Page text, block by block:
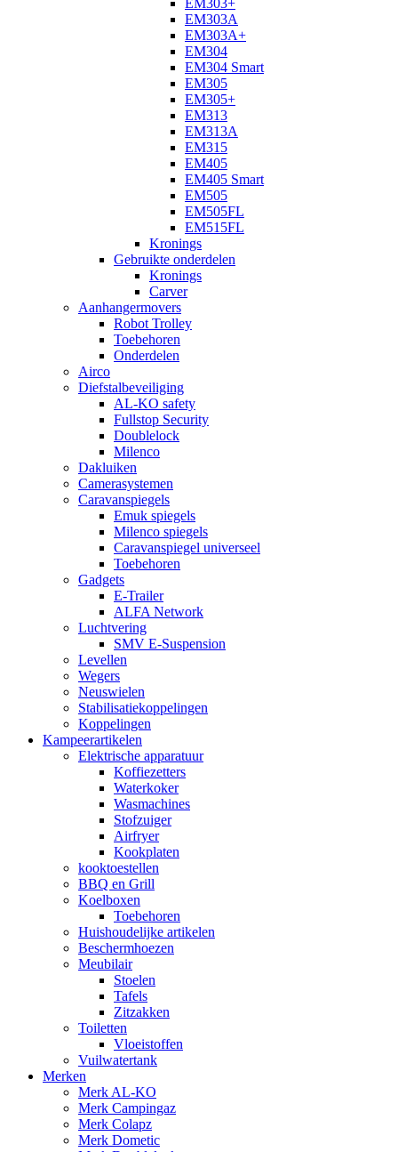
EM303+
EM303A
EM303A+
EM304
EM304 Smart
EM305
EM305+
EM313
EM313A
EM315
EM405
EM405 Smart
EM505
EM505FL
EM515FL
Kronings
Gebruikte onderdelen
Kronings
Carver
Aanhangermovers
Robot Trolley
Toebehoren
Onderdelen
Airco
Diefstalbeveiliging
AL-KO safety
Fullstop Security
Doublelock
Milenco
Dakluiken
Camerasystemen
Caravanspiegels
Emuk spiegels
Milenco spiegels
Caravanspiegel universeel
Toebehoren
Gadgets
E-Trailer
ALFA Network
Luchtvering
SMV E-Suspension
Levellen
Wegers
Neuswielen
Stabilisatiekoppelingen
Koppelingen
Kampeerartikelen
Elektrische apparatuur
Koffiezetters
Waterkoker
Wasmachines
Stofzuiger
Airfryer
Kookplaten
kooktoestellen
BBQ en Grill
Koelboxen
Toebehoren
Huishoudelijke artikelen
Beschermhoezen
Meubilair
Stoelen
Tafels
Zitzakken
Toiletten
Vloeistoffen
Vuilwatertank
Merken
Merk AL-KO
Merk Campingaz
Merk Colapz
Merk Dometic